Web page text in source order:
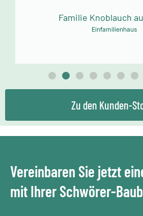
Familie Mollowitz aus
Zu den Kunden-
Vereinbaren Sie jetzt
mit Ihrer Schwörer-